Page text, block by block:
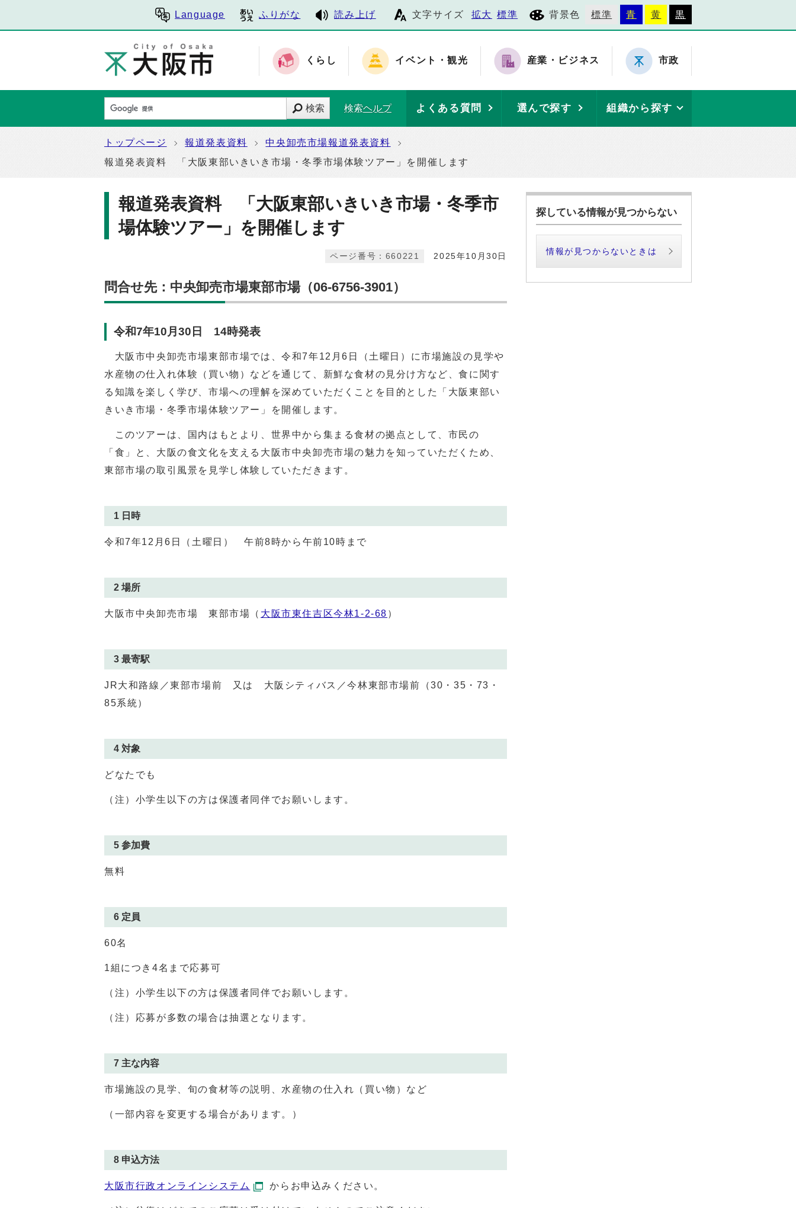
Language ふりがな 読み上げ 文字サイズ 拡大 標準 背景色 標準 青 黄 黒
くらし イベント・観光 産業・ビジネス 市政
検索 検索ヘルプ よくある質問 選んで探す 組織から探す
トップページ 報道発表資料
中央卸売市場報道発表資料
報道発表資料 「大阪東部いきいき市場・冬季市場体験ツアー」を開催します
報道発表資料 「大阪東部いきいき市場・冬季市
場体験ツアー」を開催します
2025年10月30日
ページ番号：660221
問合せ先：中央卸売市場東部市場（06-6756-3901）
令和7年10月30日 14時発表
大阪市中央卸売市場東部市場では、令和7年12月6日（土曜日）に市場施設の見学や
水産物の仕入れ体験（買い物）などを通じて、新鮮な食材の見分け方など、食に関す
る知識を楽しく学び、市場への理解を深めていただくことを目的とした「大阪東部い
きいき市場・冬季市場体験ツアー」を開催します。
このツアーは、国内はもとより、世界中から集まる食材の拠点として、市民の
「食」と、大阪の食文化を支える大阪市中央卸売市場の魅力を知っていただくため、
東部市場の取引風景を見学し体験していただきます。
1 日時
令和7年12月6日（土曜日） 午前8時から午前10時まで
2 場所
大阪市中央卸売市場 東部市場（ 大阪市東住吉区今林1‐2‐68 ）
3 最寄駅
JR大和路線／東部市場前 又は 大阪シティバス／今林東部市場前（30・35・73・
85系統）
4 対象
どなたでも
（注）小学生以下の方は保護者同伴でお願いします。
5 参加費
無料
6 定員
60名
1組につき4名まで応募可
（注）小学生以下の方は保護者同伴でお願いします。
（注）応募が多数の場合は抽選となります。
7 主な内容
市場施設の見学、旬の食材等の説明、水産物の仕入れ（買い物）など
（一部内容を変更する場合があります。）
8 申込方法
大阪市行政オンラインシステム からお申込みください。
探している情報が見つからない
情報が見つからないときは